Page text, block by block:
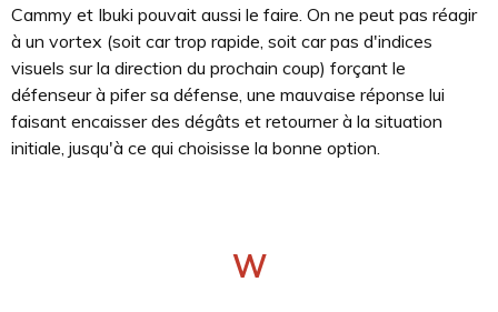
Cammy et Ibuki pouvait aussi le faire. On ne peut pas réagir
à un vortex (soit car trop rapide, soit car pas d'indices
visuels sur la direction du prochain coup) forçant le
défenseur à pifer sa défense, une mauvaise réponse lui
faisant encaisser des dégâts et retourner à la situation
initiale, jusqu'à ce qui choisisse la bonne option.
W